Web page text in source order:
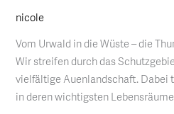
nicole
Vom Urwald in die Wüste – die
Wir streifen durch das
vielfältige Auenlandschaft. Dabei
in deren wichtigsten
BiodiversiThurauen